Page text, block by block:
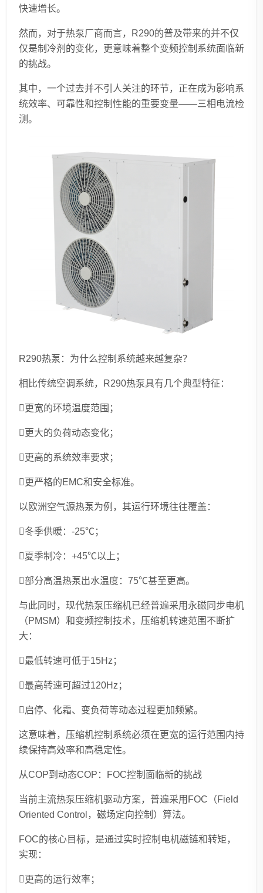
快速增长。
然而，对于热泵厂商而言，R290的普及带来的并不仅
仅是制冷剂的变化，更意味着整个变频控制系统面临新
的挑战。
其中，一个过去并不引人关注的环节，正在成为影响系
统效率、可靠性和控制性能的重要变量——三相电流检
测。
R290热泵：为什么控制系统越来越复杂？
相比传统空调系统，R290热泵具有几个典型特征：
更宽的环境温度范围；
更大的负荷动态变化；
更高的系统效率要求；
更严格的EMC和安全标准。
以欧洲空气源热泵为例，其运行环境往往覆盖：
冬季供暖：-25℃；
夏季制冷：+45℃以上；
部分高温热泵出水温度：75℃甚至更高。
与此同时，现代热泵压缩机已经普遍采用永磁同步电机
（PMSM）和变频控制技术，压缩机转速范围不断扩
大：
最低转速可低于15Hz；
最高转速可超过120Hz；
启停、化霜、变负荷等动态过程更加频繁。
这意味着，压缩机控制系统必须在更宽的运行范围内持
续保持高效率和高稳定性。
从COP到动态COP：FOC控制面临新的挑战
当前主流热泵压缩机驱动方案，普遍采用FOC（Field
Oriented Control，磁场定向控制）算法。
FOC的核心目标，是通过实时控制电机磁链和转矩，
实现：
更高的运行效率；